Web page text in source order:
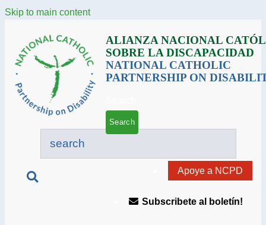
Skip to main content
ALIANZA NACIONAL
SOBRE LA DISCAPACIDAD
NATIONAL CATHOLIC
PARTNERSHIP ON
Apoye a NCPD
Subscribete al boletín!